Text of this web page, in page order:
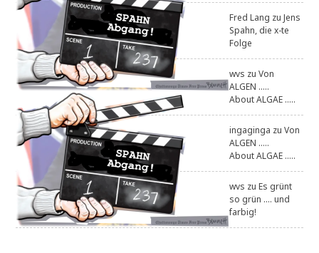
Fred Lang zuJens
Spahn, die x-te
Folge
wvs zuVon
ALGEN .....
About ALGAE .....
ingaginga zuVon
ALGEN .....
About ALGAE .....
wvs zuEs grünt
so grün .... und
farbig!